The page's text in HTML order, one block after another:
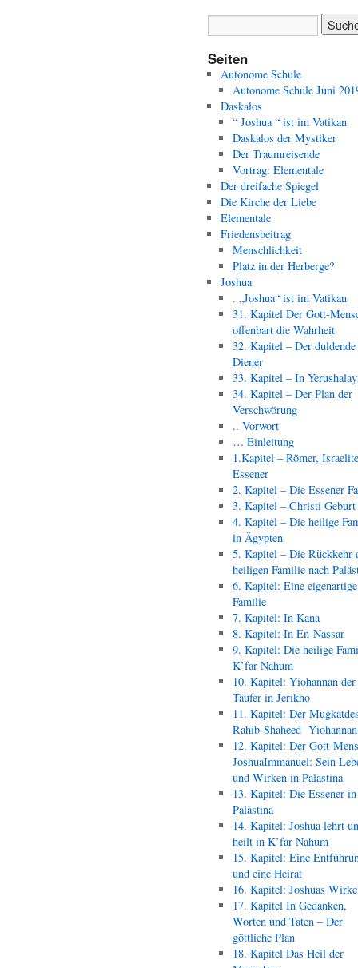
Seiten
Autonome Schule
Autonome Schule Juni
Daskalos
“ Joshua “ ist im Vatikan
Daskalos der Mystiker
Der Traumreisende
Vortrag: Elementale
Der dreifache Spiegel
Die Kirche der Liebe
Elementale
Friedensbeitrag
Menschlichkeit
Platz in der Herberge?
Joshua
. „Joshua“ ist im Vatikan
31. Kapitel Der Gott-
offenbart die Wahrheit
32. Kapitel – Der duldende
Diener
33. Kapitel – In
34. Kapitel – Der Plan der
Verschwörung
.. Vorwort
… Einleitung
1.Kapitel – Römer,
Essener
2. Kapitel – Die Essener
3. Kapitel – Christi Geburt
4. Kapitel – Die heilige
in Ägypten
5. Kapitel – Die Rückkehr
heiligen Familie nach
6. Kapitel: Eine eigenartige
Familie
7. Kapitel: In Kana
8. Kapitel: In En-Nassar
9. Kapitel: Die heilige
K’far Nahum
10. Kapitel: Yiohannan der
Täufer in Jerikho
11. Kapitel: Der
Rahib-Shaheed
12. Kapitel: Der Gott-
JoshuaImmanuel: Sein
und Wirken in Palästina
13. Kapitel: Die Essener in
Palästina
14. Kapitel: Joshua lehrt
heilt in K’far Nahum
15. Kapitel: Eine
und eine Heirat
16. Kapitel: Joshuas
17. Kapitel In Gedanken,
Worten und Taten – Der
göttliche Plan
18. Kapitel Das Heil der